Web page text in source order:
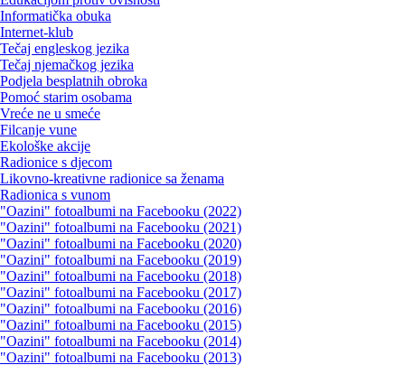
Informatička obuka
Internet-klub
Tečaj engleskog jezika
Tečaj njemačkog jezika
Podjela besplatnih obroka
Pomoć starim osobama
Vreće ne u smeće
Filcanje vune
Ekološke akcije
Radionice s djecom
Likovno-kreativne radionice sa ženama
Radionica s vunom
"Oazini" fotoalbumi na Facebooku (2022)
"Oazini" fotoalbumi na Facebooku (2021)
"Oazini" fotoalbumi na Facebooku (2020)
"Oazini" fotoalbumi na Facebooku (2019)
"Oazini" fotoalbumi na Facebooku (2018)
"Oazini" fotoalbumi na Facebooku (2017)
"Oazini" fotoalbumi na Facebooku (2016)
"Oazini" fotoalbumi na Facebooku (2015)
"Oazini" fotoalbumi na Facebooku (2014)
"Oazini" fotoalbumi na Facebooku (2013)